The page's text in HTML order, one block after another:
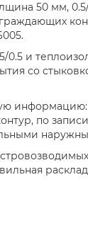
50 мм,
0.5 и
со
по